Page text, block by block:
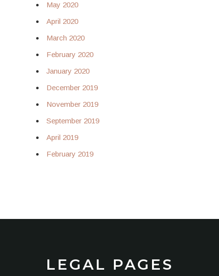
May 2020
April 2020
March 2020
February 2020
January 2020
December 2019
November 2019
September 2019
April 2019
February 2019
LEGAL PAGES